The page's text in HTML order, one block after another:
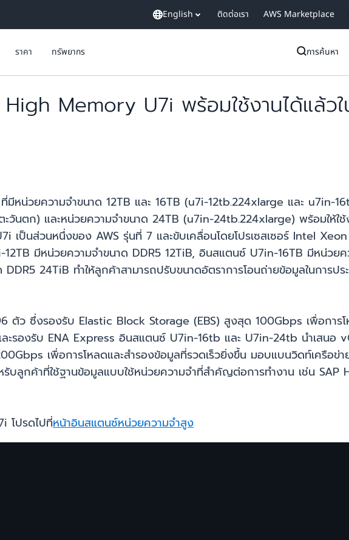
English ติดต่อเรา AWS Marketplace
ราคา ทรัพยากร การค้นหา
Memory U7i พร้อมใช้งานได้แล้วใ
น่วยความจำขนาด 12TB และ 16TB (u7i-12tb.224xlarge และ u7in-
วันตก) และหน่วยความจำขนาด 24TB (u7in-24tb.224xlarge) พร้อมให้ใช้
ป็นส่วนหนึ่งของ AWS รุ่นที่ 7 และขับเคลื่อนโดยโปรเซสเซอร์ Intel
มีหน่วยความจำขนาด DDR5 12TiB, อินสแตนซ์ U7in-16TB มีหน่วยค
24TiB ทำให้ลูกค้าสามารถปรับขนาดอัตราการโอนถ่ายข้อมูลในการป
ว ซึ่งรองรับ Elastic Block Storage (EBS) สูงสุด 100Gbps เพื่อการโ
รองรับ ENA Express อินสแตนซ์ U7in-16tb และ U7in-24tb นำเสนอ
เพื่อการโหลดและสำรองข้อมูลที่รวดเร็วยิ่งขึ้น มอบแบนวิดท์เครือข่
บลูกค้าที่ใช้ฐานข้อมูลแบบใช้หน่วยความจำที่สำคัญต่อการทำงาน เช่น SAP
โปรดไปที่หน้าอินสแตนซ์หน่วยความจำสูง